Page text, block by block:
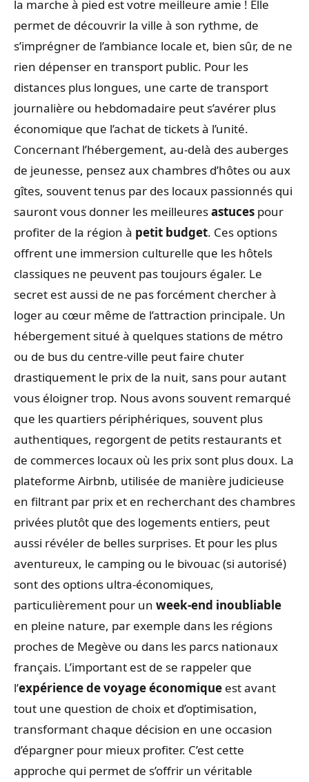
la marche à pied est votre meilleure amie ! Elle
permet de découvrir la ville à son rythme, de
s’imprégner de l’ambiance locale et, bien sûr, de ne
rien dépenser en transport public. Pour les
distances plus longues, une carte de transport
journalière ou hebdomadaire peut s’avérer plus
économique que l’achat de tickets à l’unité.
Concernant l’hébergement, au-delà des auberges
de jeunesse, pensez aux chambres d’hôtes ou aux
gîtes, souvent tenus par des locaux passionnés qui
sauront vous donner les meilleuresastuces pour
profiter de la région à petit budget. Ces options
offrent une immersion culturelle que les hôtels
classiques ne peuvent pas toujours égaler. Le
secret est aussi de ne pas forcément chercher à
loger au cœur même de l’attraction principale. Un
hébergement situé à quelques stations de métro
ou de bus du centre-ville peut faire chuter
drastiquement le prix de la nuit, sans pour autant
vous éloigner trop. Nous avons souvent remarqué
que les quartiers périphériques, souvent plus
authentiques, regorgent de petits restaurants et
de commerces locaux où les prix sont plus doux. La
plateforme Airbnb, utilisée de manière judicieuse
en filtrant par prix et en recherchant des chambres
privées plutôt que des logements entiers, peut
aussi révéler de belles surprises. Et pour les plus
aventureux, le camping ou le bivouac (si autorisé)
sont des options ultra-économiques,
particulièrement pour un week-end inoubliable
en pleine nature, par exemple dans les régions
proches de Megève ou dans les parcs nationaux
français. L’important est de se rappeler que
l’expérience de voyage économique est avant
tout une question de choix et d’optimisation,
transformant chaque décision en une occasion
d’épargner pour mieux profiter. C’est cette
approche qui permet de s’offrir un véritable